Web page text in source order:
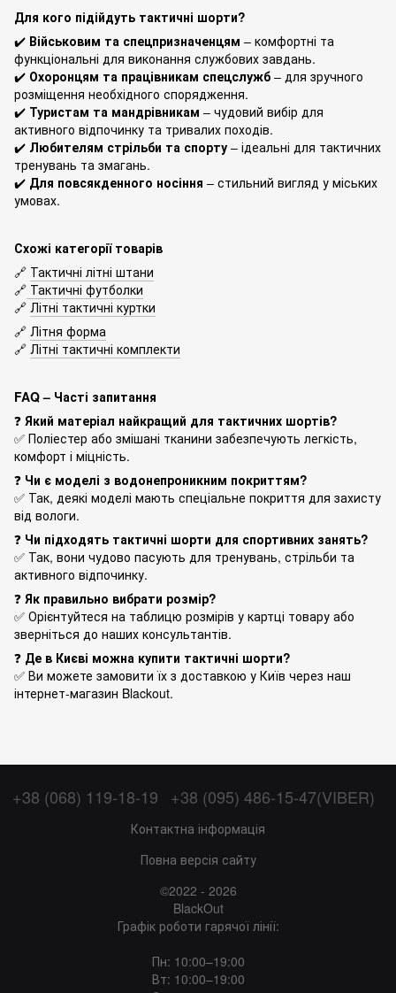
Для кого підійдуть тактичні шорти?
✔️ Військовим та спецпризначенцям – комфортні та
функціональні для виконання службових завдань.
✔️ Охоронцям та працівникам спецслужб – для зручного
розміщення необхідного спорядження.
✔️ Туристам та мандрівникам – чудовий вибір для
активного відпочинку та тривалих походів.
✔️ Любителям стрільби та спорту – ідеальні для тактичних
тренувань та змагань.
✔️ Для повсякденного носіння – стильний вигляд у міських
умовах.
Схожі категорії товарів
🔗 Тактичні літні штани
🔗 Тактичні футболки
🔗 Літні тактичні куртки
🔗 Літня форма
🔗 Літні тактичні комплекти
FAQ – Часті запитання
❓ Який матеріал найкращий для тактичних шортів?
✅ Поліестер або змішані тканини забезпечують легкість,
комфорт і міцність.
❓ Чи є моделі з водонепроникним покриттям?
✅ Так, деякі моделі мають спеціальне покриття для захисту
від вологи.
❓ Чи підходять тактичні шорти для спортивних занять?
✅ Так, вони чудово пасують для тренувань, стрільби та
активного відпочинку.
❓ Як правильно вибрати розмір?
✅ Орієнтуйтеся на таблицю розмірів у картці товару або
зверніться до наших консультантів.
❓ Де в Києві можна купити тактичні шорти?
✅ Ви можете замовити їх з доставкою у Київ через наш
інтернет-магазин Blackout.
+38 (068) 119-18-19 +38 (095) 486-15-47(VIBER)
Контактна інформація
Повна версія сайту
©2022 - 2026
BlackOut
Графік роботи гарячої лінії:
Пн: 10:00–19:00
Вт: 10:00–19:00